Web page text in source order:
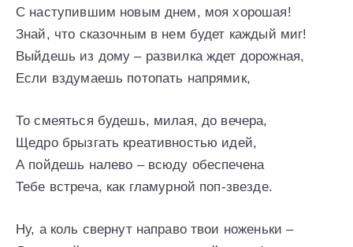
С наступившим новым днем, моя хорошая!
Знай, что сказочным в нем будет каждый миг!
Выйдешь из дому – развилка ждет дорожная,
Если вздумаешь потопать напрямик,
То смеяться будешь, милая, до вечера,
Щедро брызгать креативностью идей,
А пойдешь налево – всюду обеспечена
Тебе встреча, как гламурной поп-звезде.
Ну, а коль свернут направо твои ноженьки –